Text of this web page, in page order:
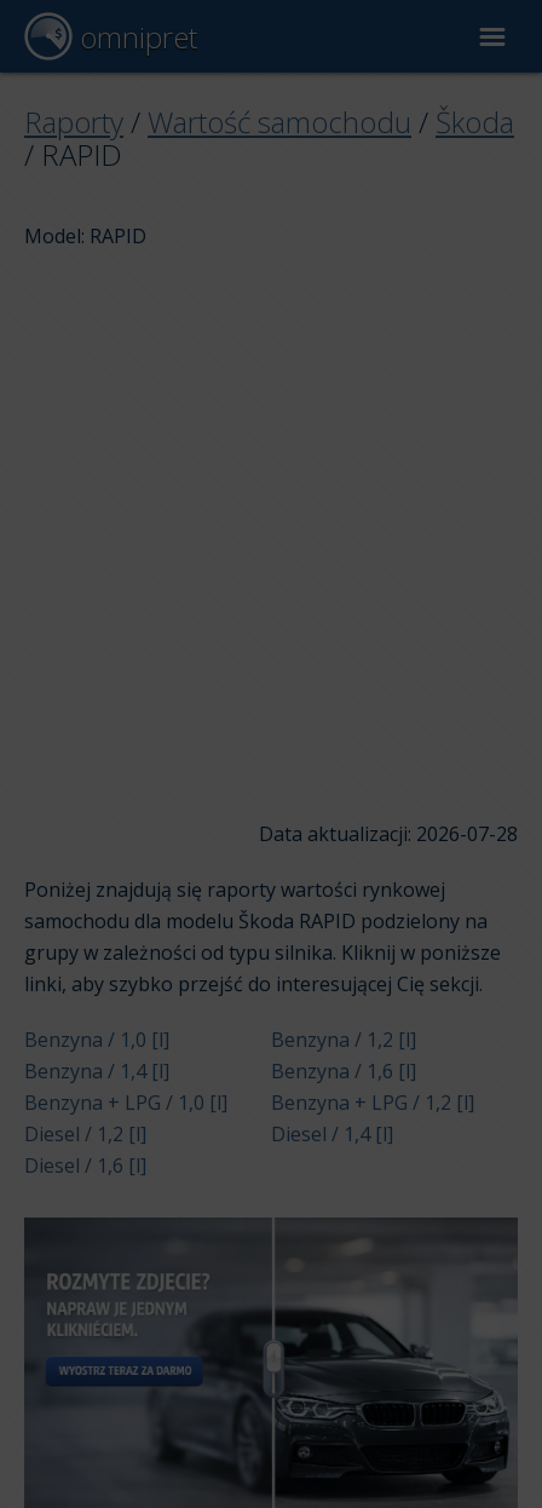
omnipret
Wycena samochodu
Raporty / Wartość samochodu / Škoda
/ RAPID
Model: RAPID
Data aktualizacji: 2026-07-28
Poniżej znajdują się raporty wartości rynkowej
samochodu dla modelu Škoda RAPID podzielony na
grupy w zależności od typu silnika. Kliknij w poniższe
linki, aby szybko przejść do interesującej Cię sekcji.
Benzyna / 1,0 [l]
Benzyna / 1,2 [l]
Benzyna / 1,4 [l]
Benzyna / 1,6 [l]
Benzyna + LPG / 1,0 [l]
Benzyna + LPG / 1,2 [l]
Diesel / 1,2 [l]
Diesel / 1,4 [l]
Diesel / 1,6 [l]